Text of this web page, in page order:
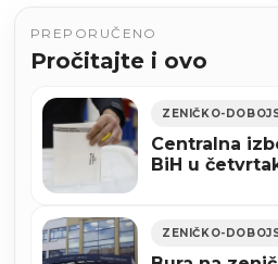
PREPORUČENO
Pročitajte i ovo
Centralna
BiH u